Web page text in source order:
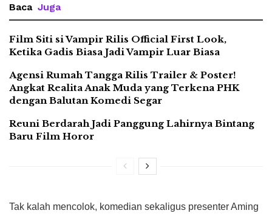
Baca Juga
Film Siti si Vampir Rilis Official First Look,
Ketika Gadis Biasa Jadi Vampir Luar Biasa
Agensi Rumah Tangga Rilis Trailer & Poster!
Angkat Realita Anak Muda yang Terkena PHK
dengan Balutan Komedi Segar
Reuni Berdarah Jadi Panggung Lahirnya Bintang
Baru Film Horor
Tak kalah mencolok, komedian sekaligus presenter Aming